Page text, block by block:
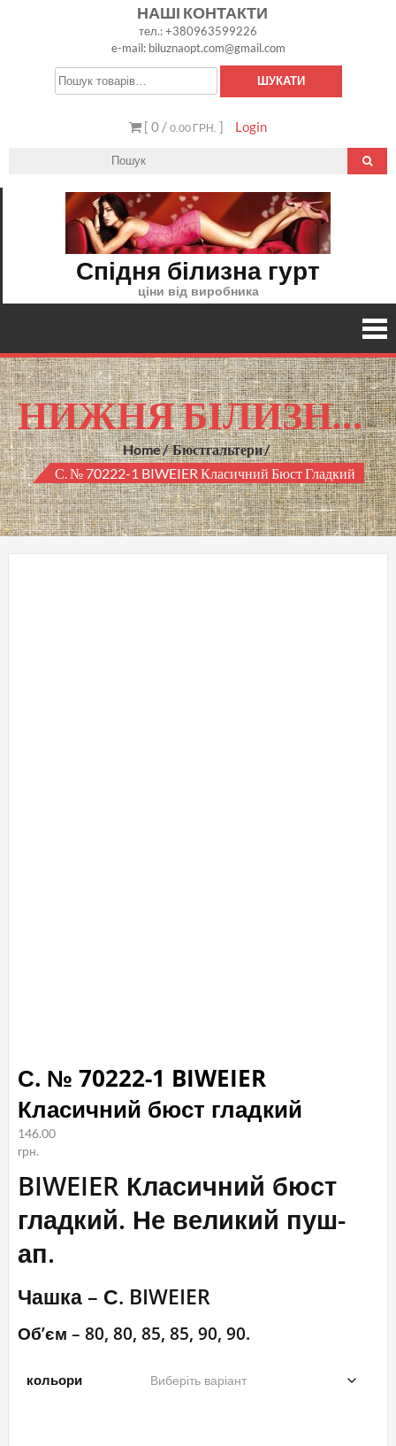
НАШІ КОНТАКТИ
тел.: +380963599226
e-mail: biluznaopt.com@gmail.com
Шукати:
ШУКАТИ
[ 0 / 0.00 ГРН. ] Login
Спідня білизна гурт
ціни від виробника
НИЖНЯ БІЛИЗНА ГУРТОМ
Home
Бюстгальтери
С. № 70222-1 BIWEIER Класичний Бюст Гладкий
С. № 70222-1 BIWEIER
Класичний бюст гладкий
146.00
грн.
BIWEIER Класичний бюст
гладкий. Не великий пуш-
ап.
Чашка – С. BIWEIER
Об’єм – 80, 80, 85, 85, 90, 90.
кольори